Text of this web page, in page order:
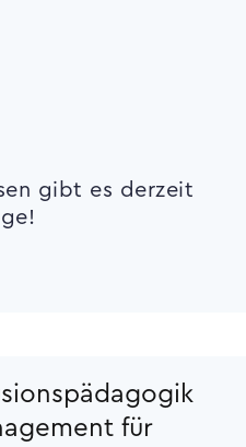
gibt es derzeit
für